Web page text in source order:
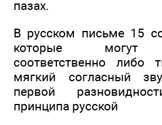
пазах.
В русском письме 15
которые могут
соответственно либо
мягкий согласный
первой
принципа русской